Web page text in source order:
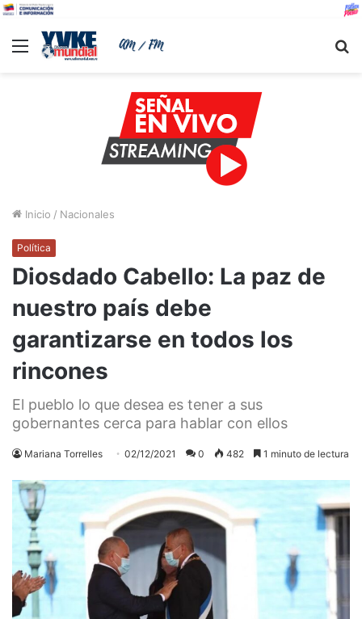
Menu
Inicio / Nacionales
Política
Diosdado Cabello: La paz de
nuestro país debe
garantizarse en todos los
rincones
El pueblo lo que desea es tener a sus
gobernantes cerca para hablar con ellos
Mariana Torrelles 02/12/2021 0 482 1 minuto de lectura